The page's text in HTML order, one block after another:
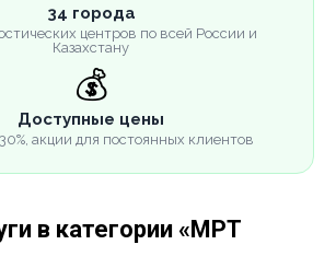
34 города
центров по всей России и
Казахстану
💰
Доступные цены
акции для постоянных клиентов
в категории «МРТ